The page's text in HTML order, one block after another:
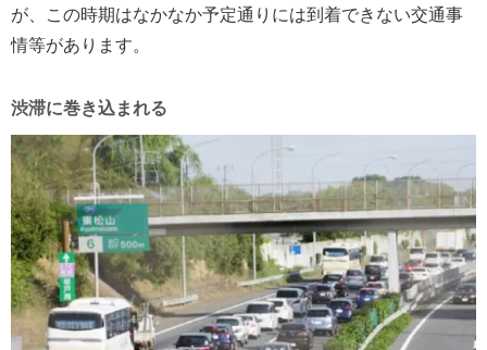
が、この時期はなかなか予定通りには到着できない交通事
情等があります。
渋滞に巻き込まれる